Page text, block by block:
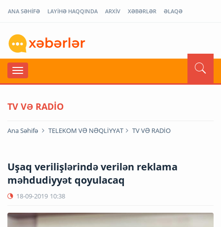
ANA SƏHİFƏ LAYİHƏ HAQQINDA ARXİV XƏBƏRLƏR ƏLAQƏ
TV VƏ RADİO
Ana Səhifə TELEKOM VƏ NƏQLİYYAT TV VƏ RADİO
Uşaq verilişlərində verilən reklama
məhdudiyyət qoyulacaq
18-09-2019 10:38